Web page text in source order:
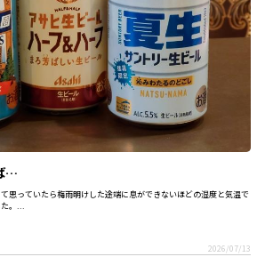
…
思っていたら梅雨明けした途端に息ができないほどの湿度と気温で
。...
2026/07/13